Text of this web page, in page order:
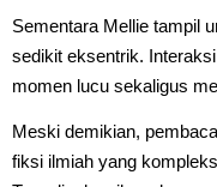
Sementara Mellie tampil
sedikit eksentrik.
momen lucu sekaligus
Meski demikian,
fiksi ilmiah yang